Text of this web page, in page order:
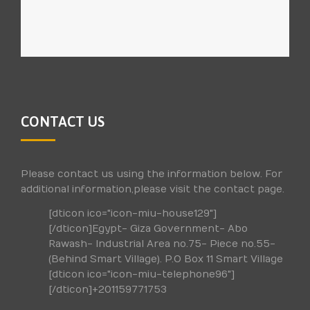
CONTACT US
Please contact us using the information below. For
additional information,please visit the contact page.
[dticon ico="icon-miu-house129"]
[/dticon]Egypt- Giza Government- Abo
Rawash- Industrial Area no.75- Piece no.55-
(Behind Smart Village). P.O Box 11 Smart Village
[dticon ico="icon-miu-telephone96"]
[/dticon]+201159771753